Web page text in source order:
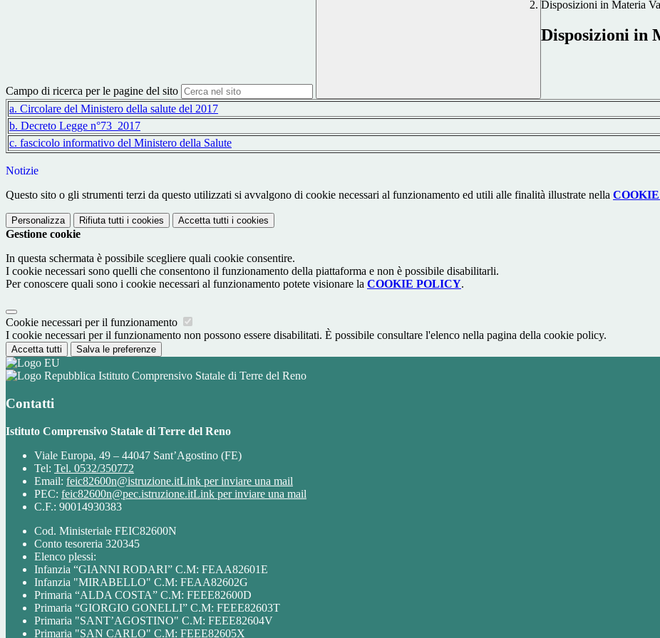
Campo di ricerca per le pagine del sito
Disposizioni in Materia
Disposizioni in
a. Circolare del Ministero della salute del 2017
b. Decreto Legge n°73_2017
c. fascicolo informativo del Ministero della Salute
Notizie
Questo sito o gli strumenti terzi da questo utilizzati si avvalgono di cookie necessari al funzionamento ed utili alle finalità illustrate nella
Personalizza Rifiuta tutti i cookies Accetta tutti i cookies
Gestione cookie
In questa schermata è possibile scegliere quali cookie consentire.
I cookie necessari sono quelli che consentono il funzionamento della piattaforma e non è possibile disabilitarli.
Per conoscere quali sono i cookie necessari al funzionamento potete visionare la COOKIE POLICY.
Cookie necessari per il funzionamento
I cookie necessari per il funzionamento non possono essere disabilitati. È possibile consultare l'elenco nella pagina della cookie policy.
Accetta tutti Salva le preferenze
Istituto Comprensivo Statale di Terre del Reno
Contatti
Istituto Comprensivo Statale di Terre del Reno
Viale Europa, 49 – 44047 Sant’Agostino (FE)
Tel: Tel. 0532/350772
Email: feic82600n@istruzione.itLink per inviare una mail
PEC: feic82600n@pec.istruzione.itLink per inviare una mail
C.F.: 90014930383
Cod. Ministeriale FEIC82600N
Conto tesoreria 320345
Elenco plessi:
Infanzia “GIANNI RODARI” C.M: FEAA82601E
Infanzia "MIRABELLO" C.M: FEAA82602G
Primaria “ALDA COSTA” C.M: FEEE82600D
Primaria “GIORGIO GONELLI” C.M: FEEE82603T
Primaria "SANT’AGOSTINO" C.M: FEEE82604V
Primaria "SAN CARLO" C.M: FEEE82605X